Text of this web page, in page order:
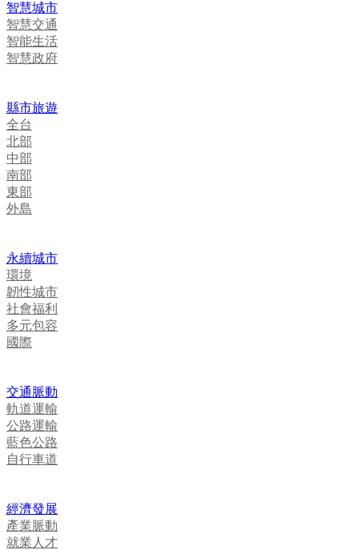
智慧城市
智慧交通
智能生活
智慧政府
縣市旅遊
全台
北部
中部
南部
東部
外島
永續城市
環境
韌性城市
社會福利
多元包容
國際
交通脈動
軌道運輸
公路運輸
藍色公路
自行車道
經濟發展
產業脈動
就業人才